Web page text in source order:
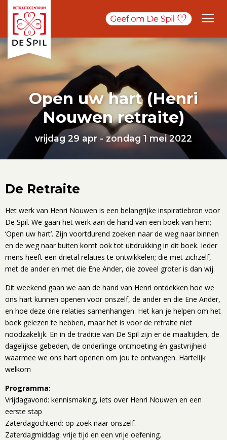
Open uw hart (Henri
Nouwen retraite)
vrijdag 29 apr - zondag 1 mei 2022
De Retraite
Het werk van Henri Nouwen is een belangrijke inspiratiebron voor
De Spil. We gaan het werk aan de hand van een boek van hem;
‘Open uw hart’. Zijn voortdurend zoeken naar de weg naar binnen
en de weg naar buiten komt ook tot uitdrukking in dit boek. Ieder
mens heeft een drietal relaties te ontwikkelen; die met zichzelf,
met de ander en met die Ene Ander, die zoveel groter is dan wij.
Dit weekend gaan we aan de hand van Henri ontdekken hoe we
ons hart kunnen openen voor onszelf, de ander en die Ene Ander,
en hoe deze drie relaties samenhangen. Het kan je helpen om het
boek gelezen te hebben, maar het is voor de retraite niet
noodzakelijk. En in de traditie van De Spil zijn er de maaltijden, de
dagelijkse gebeden, de onderlinge ontmoeting én gastvrijheid
waarmee we ons hart openen om jou te ontvangen. Hartelijk
welkom
Programma:
Vrijdagavond: kennismaking, iets over Henri Nouwen en een
eerste stap
Zaterdagochtend: op zoek naar onszelf.
Zaterdagmiddag: vrije tijd en een vrije oefening.